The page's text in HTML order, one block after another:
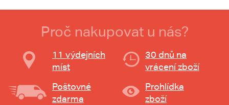
Proč nakupovat u nás?
11 výdejních
míst
30 dnů na
vrácení zboží
Poštovné
zdarma
Prohlídka
zboží